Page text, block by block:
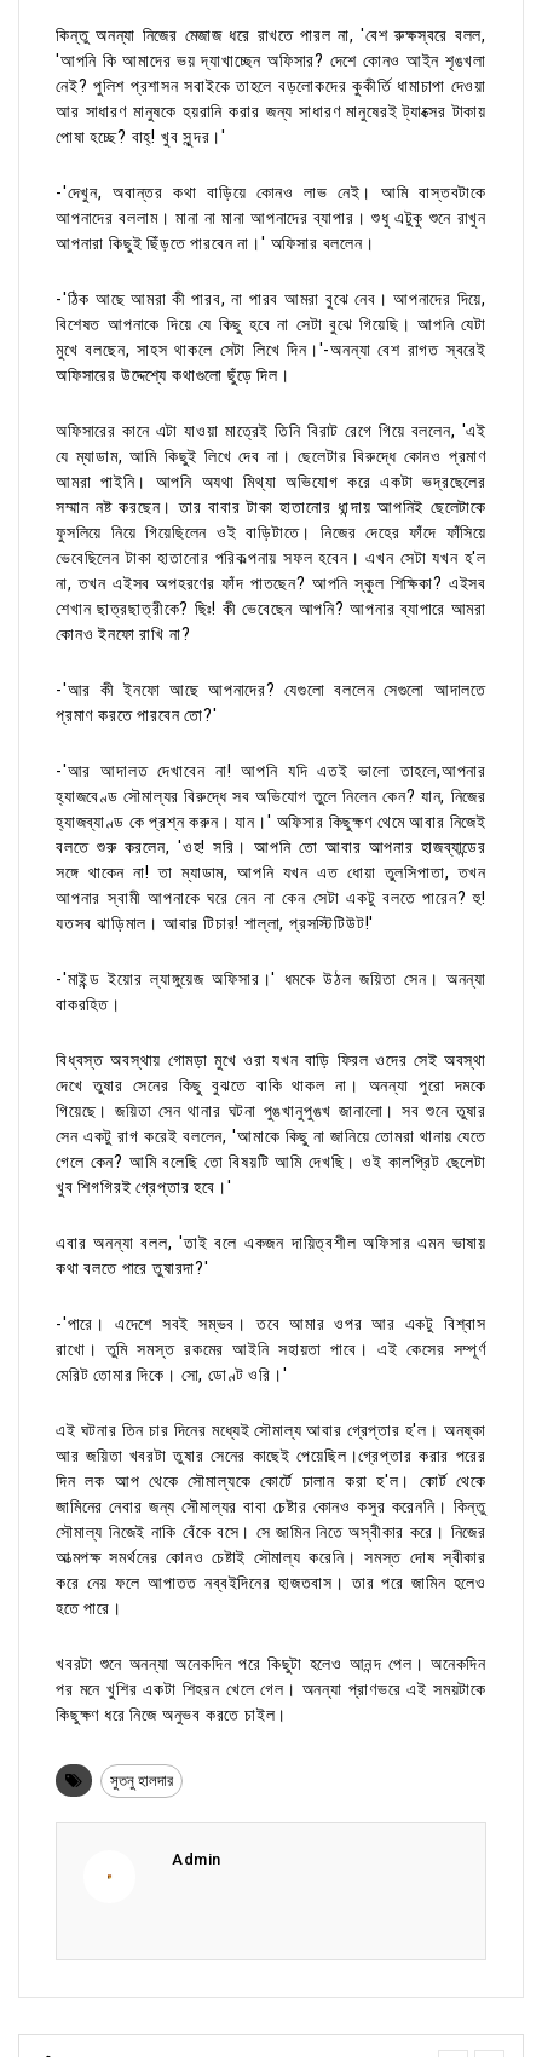
কিন্তু অনন্যা নিজের মেজাজ ধরে রাখতে পারল না, 'বেশ রুক্ষস্বরে বলল,
'আপনি কি আমাদের ভয় দ্যাখাচ্ছেন অফিসার? দেশে কোনও আইন শৃঙখলা
নেই? পুলিশ প্রশাসন সবাইকে তাহলে বড়লোকদের কুকীর্তি ধামাচাপা দেওয়া
আর সাধারণ মানুষকে হয়রানি করার জন্য সাধারণ মানুষেরই ট্যাক্সের টাকায়
পোষা হচ্ছে? বাহ্! খুব সুন্দর।'
-'দেখুন, অবান্তর কথা বাড়িয়ে কোনও লাভ নেই। আমি বাস্তবটাকে
আপনাদের বললাম। মানা না মানা আপনাদের ব্যাপার। শুধু এটুকু শুনে রাখুন
আপনারা কিছুই ছিঁড়তে পারবেন না।' অফিসার বললেন।
-'ঠিক আছে আমরা কী পারব, না পারব আমরা বুঝে নেব। আপনাদের দিয়ে,
বিশেষত আপনাকে দিয়ে যে কিছু হবে না সেটা বুঝে গিয়েছি। আপনি যেটা
মুখে বলছেন, সাহস থাকলে সেটা লিখে দিন।'-অনন্যা বেশ রাগত স্বরেই
অফিসারের উদ্দেশ্যে কথাগুলো ছুঁড়ে দিল।
অফিসারের কানে এটা যাওয়া মাত্রেই তিনি বিরাট রেগে গিয়ে বললেন, 'এই
যে ম্যাডাম, আমি কিছুই লিখে দেব না। ছেলেটার বিরুদ্ধে কোনও প্রমাণ
আমরা পাইনি। আপনি অযথা মিথ্যা অভিযোগ করে একটা ভদ্রছেলের
সম্মান নষ্ট করছেন। তার বাবার টাকা হাতানোর ধান্দায় আপনিই ছেলেটাকে
ফুসলিয়ে নিয়ে গিয়েছিলেন ওই বাড়িটাতে। নিজের দেহের ফাঁদে ফাঁসিয়ে
ভেবেছিলেন টাকা হাতানোর পরিকল্পনায় সফল হবেন। এখন সেটা যখন হ'ল
না, তখন এইসব অপহরণের ফাঁদ পাতছেন? আপনি স্কুল শিক্ষিকা? এইসব
শেখান ছাত্রছাত্রীকে? ছিঃ! কী ভেবেছেন আপনি? আপনার ব্যাপারে আমরা
কোনও ইনফো রাখি না?
-'আর কী ইনফো আছে আপনাদের? যেগুলো বললেন সেগুলো আদালতে
প্রমাণ করতে পারবেন তো?'
-'আর আদালত দেখাবেন না! আপনি যদি এতই ভালো তাহলে,আপনার
হ্যাজবেণ্ড সৌমাল্যর বিরুদ্ধে সব অভিযোগ তুলে নিলেন কেন? যান, নিজের
হ্যাজব্যাণ্ড কে প্রশ্ন করুন। যান।' অফিসার কিছুক্ষণ থেমে আবার নিজেই
বলতে শুরু করলেন, 'ওহ! সরি। আপনি তো আবার আপনার হাজব্যান্ডের
সঙ্গে থাকেন না! তা ম্যাডাম, আপনি যখন এত ধোয়া তুলসিপাতা, তখন
আপনার স্বামী আপনাকে ঘরে নেন না কেন সেটা একটু বলতে পারেন? হু!
যতসব ঝাড়িমাল। আবার টিচার! শাল্লা, প্রসস্টিটিউট!'
-'মাইন্ড ইয়োর ল্যাঙ্গুয়েজ অফিসার।' ধমকে উঠল জয়িতা সেন। অনন্যা
বাকরহিত।
বিধ্বস্ত অবস্থায় গোমড়া মুখে ওরা যখন বাড়ি ফিরল ওদের সেই অবস্থা
দেখে তুষার সেনের কিছু বুঝতে বাকি থাকল না। অনন্যা পুরো দমকে
গিয়েছে। জয়িতা সেন থানার ঘটনা পুঙখানুপুঙখ জানালো। সব শুনে তুষার
সেন একটু রাগ করেই বললেন, 'আমাকে কিছু না জানিয়ে তোমরা থানায় যেতে
গেলে কেন? আমি বলেছি তো বিষয়টি আমি দেখছি। ওই কালপ্রিট ছেলেটা
খুব শিগগিরই গ্রেপ্তার হবে।'
এবার অনন্যা বলল, 'তাই বলে একজন দায়িত্বশীল অফিসার এমন ভাষায়
কথা বলতে পারে তুষারদা?'
-'পারে। এদেশে সবই সম্ভব। তবে আমার ওপর আর একটু বিশ্বাস
রাখো। তুমি সমস্ত রকমের আইনি সহায়তা পাবে। এই কেসের সম্পূর্ণ
মেরিট তোমার দিকে। সো, ডোণ্ট ওরি।'
এই ঘটনার তিন চার দিনের মধ্যেই সৌমাল্য আবার গ্রেপ্তার হ'ল। অনষ্কা
আর জয়িতা খবরটা তুষার সেনের কাছেই পেয়েছিল।গ্রেপ্তার করার পরের
দিন লক আপ থেকে সৌমাল্যকে কোর্টে চালান করা হ'ল। কোর্ট থেকে
জামিনের নেবার জন্য সৌমাল্যর বাবা চেষ্টার কোনও কসুর করেননি। কিন্তু
সৌমাল্য নিজেই নাকি বেঁকে বসে। সে জামিন নিতে অস্বীকার করে। নিজের
আত্মপক্ষ সমর্থনের কোনও চেষ্টাই সৌমাল্য করেনি। সমস্ত দোষ স্বীকার
করে নেয় ফলে আপাতত নব্বইদিনের হাজতবাস। তার পরে জামিন হলেও
হতে পারে।
খবরটা শুনে অনন্যা অনেকদিন পরে কিছুটা হলেও আনন্দ পেল। অনেকদিন
পর মনে খুশির একটা শিহরন খেলে গেল। অনন্যা প্রাণভরে এই সময়টাকে
কিছুক্ষণ ধরে নিজে অনুভব করতে চাইল।
সুতনু হালদার
Admin